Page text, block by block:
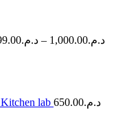
د.م. – د.م.1,000.00
lab د.م.650.00